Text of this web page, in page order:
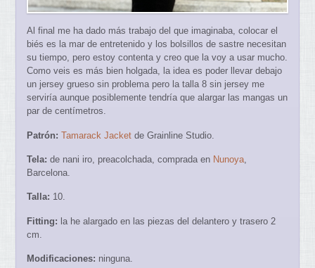
Al final me ha dado más trabajo del que imaginaba, colocar el
biés es la mar de entretenido y los bolsillos de sastre necesitan
su tiempo, pero estoy contenta y creo que la voy a usar mucho.
Como veis es más bien holgada, la idea es poder llevar debajo
un jersey grueso sin problema pero la talla 8 sin jersey me
serviría aunque posiblemente tendría que alargar las mangas un
par de centímetros.
Patrón: Tamarack Jacketde Grainline Studio.
Tela: de nani iro, preacolchada, comprada en Nunoya,
Barcelona.
Talla: 10.
Fitting: la he alargado en las piezas del delantero y trasero 2
cm.
Modificaciones: ninguna.